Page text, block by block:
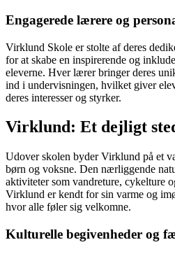
Engagerede lærere og
Virklund Skole er stolte af deres
for at skabe en inspirerende og
eleverne. Hver lærer bringer deres
ind i undervisningen, hvilket giver
deres interesser og styrker.
Virklund: Et dejligt
Udover skolen byder Virklund på et
børn og voksne. Den nærliggende
aktiviteter som vandreture, cykelture
Virklund er kendt for sin varme og
hvor alle føler sig velkomne.
Kulturelle begivenheder og